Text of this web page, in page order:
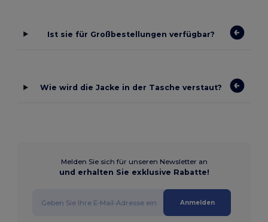
Ist sie für Großbestellungen verfügbar?
Wie wird die Jacke in der Tasche verstaut?
Melden Sie sich für unseren Newsletter an
und erhalten Sie exklusive Rabatte!
Anmelden